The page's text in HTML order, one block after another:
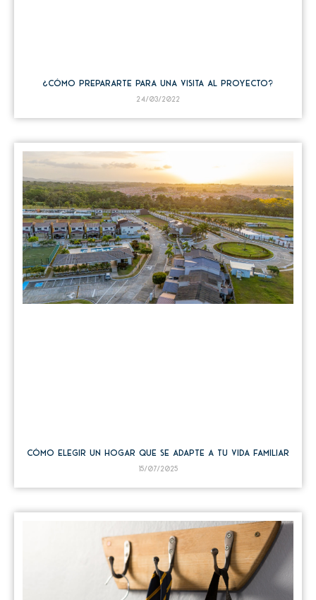
¿Cómo prepararte para una visita al proyecto?
24/03/2022
Cómo elegir un hogar que se adapte a tu vida familiar
15/07/2025